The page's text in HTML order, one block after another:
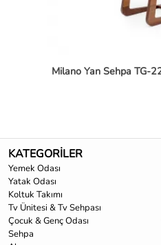
Milano Yan Sehpa TG-
KATEGORİLER
Yemek Odası
Yatak Odası
Koltuk Takımı
Tv Ünitesi & Tv Sehpası
Çocuk & Genç Odası
Sehpa